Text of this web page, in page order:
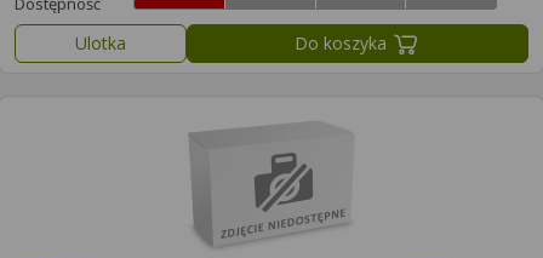
Ulotka Do koszyka